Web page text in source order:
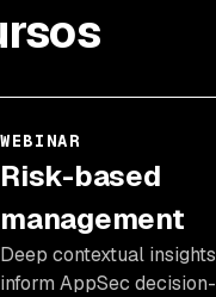
WEBINAR
Risk-based
management
Deep contextual insights
inform AppSec decision-